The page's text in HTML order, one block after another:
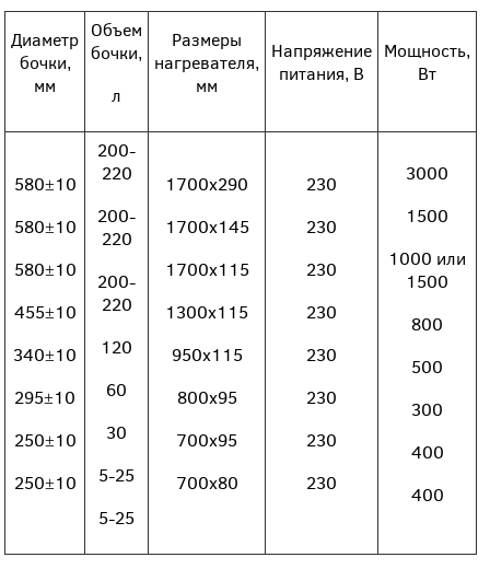
Диаметр
бочки,
мм
Объем
бочки,
л
Размеры
нагревателя,
мм
Напряжение
питания, В
Мощность,
Вт
580±10
580±10
580±10
455±10
340±10
295±10
250±10
250±10
200-
220
200-
220
200-
220
120
60
30
5-25
5-25
1700х290
1700х145
1700х115
1300х115
950х115
800х95
700х95
700х80
230
230
230
230
230
230
230
230
3000
1500
1000 или
1500
800
500
300
400
400